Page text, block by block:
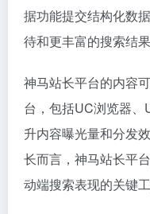
据功能提交结构化数
待和更丰富的搜索结果
神马站长平台的内容
台，包括UC浏览器
升内容曝光量和分发
长而言，神马站长平
动端搜索表现的关键工